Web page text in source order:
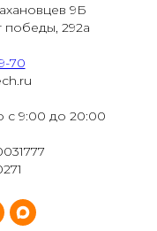
9Б
победы, 292а
70
с 9:00 до 20:00